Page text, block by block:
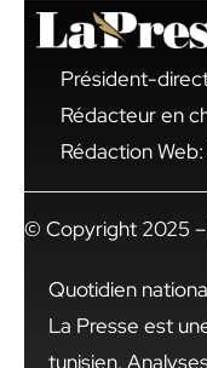
Président-
Rédacteur en
Rédaction
© Copyright 2025 –
Quotidien
La Presse est
tunisien.